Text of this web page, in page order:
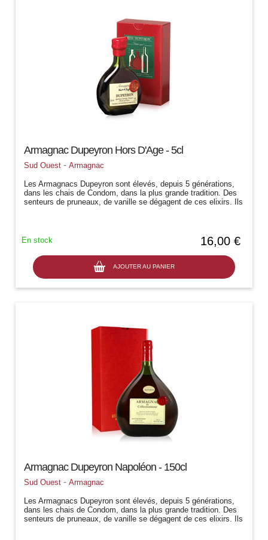
Armagnac Dupeyron Hors D'Age - 5cl
Sud Ouest -Armagnac
Les Armagnacs Dupeyron sont élevés, depuis 5 générations,
dans les chais de Condom, dans la plus grande tradition. Des
senteurs de pruneaux, de vanille se dégagent de ces elixirs. Ils
16,00 €
AJOUTER AU PANIER
En stock
Armagnac Dupeyron Napoléon - 150cl
Sud Ouest -Armagnac
Les Armagnacs Dupeyron sont élevés, depuis 5 générations,
dans les chais de Condom, dans la plus grande tradition. Des
senteurs de pruneaux, de vanille se dégagent de ces elixirs. Ils